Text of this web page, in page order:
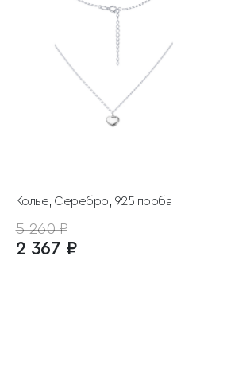
Колье, Серебро, 925 проба
5 260 ₽
2 367 ₽